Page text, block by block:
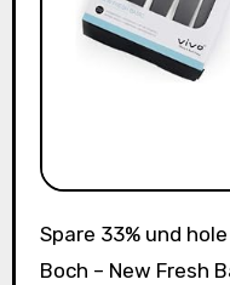
Spare 33% und hole dir das Vivo by Villeroy &
Boch – New Fresh